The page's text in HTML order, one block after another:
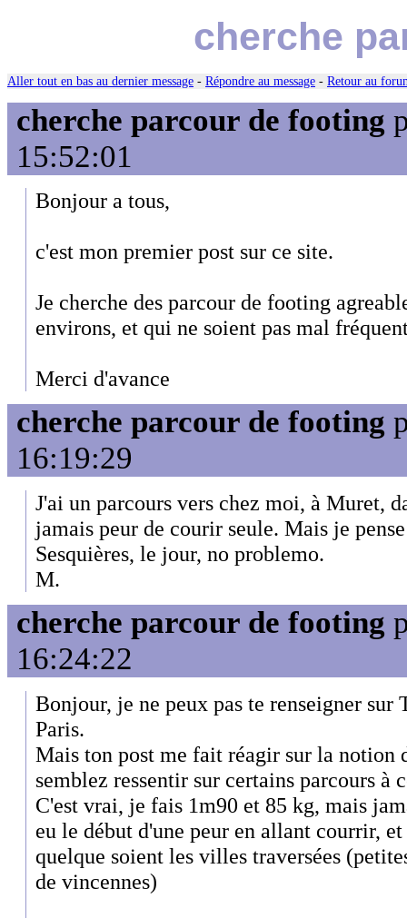
cherche
Aller tout en bas au dernier message - Répondre au message - Retour au
cherche parcour de footing
15:52:01
Bonjour a tous,
c'est mon premier post sur ce site.
Je cherche des parcour de footing
environs, et qui ne soient pas mal
Merci d'avance
cherche parcour de footing
16:19:29
J'ai un parcours vers chez moi, à Muret,
jamais peur de courir seule. Mais je
Sesquières, le jour, no problemo.
M.
cherche parcour de footing
16:24:22
Bonjour, je ne peux pas te renseigner sur
Paris.
Mais ton post me fait réagir sur la notion
semblez ressentir sur certains parcours à
C'est vrai, je fais 1m90 et 85 kg, mais
eu le début d'une peur en allant courrir,
quelque soient les villes traversées
de vincennes)